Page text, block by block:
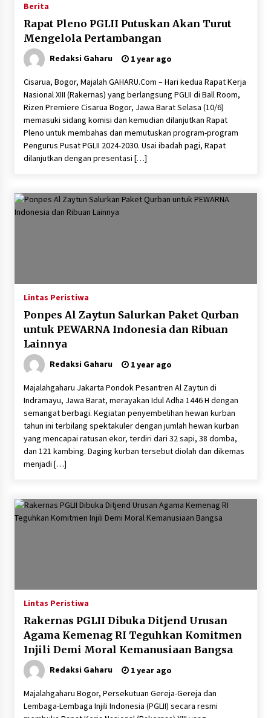
Berita
Rapat Pleno PGLII Putuskan Akan Turut
Mengelola Pertambangan
Redaksi Gaharu 1 year ago
Cisarua, Bogor, Majalah GAHARU.Com – Hari kedua Rapat Kerja
Nasional XIII (Rakernas) yang berlangsung PGLII di Ball Room,
Rizen Premiere Cisarua Bogor, Jawa Barat Selasa (10/6)
memasuki sidang komisi dan kemudian dilanjutkan Rapat
Pleno untuk membahas dan memutuskan program-program
Pengurus Pusat PGLII 2024-2030. Usai ibadah pagi, Rapat
dilanjutkan dengan presentasi […]
Lintas Peristiwa
Ponpes Al Zaytun Salurkan Paket Qurban
untuk PEWARNA Indonesia dan Ribuan
Lainnya
Redaksi Gaharu 1 year ago
Majalahgaharu Jakarta Pondok Pesantren Al Zaytun di
Indramayu, Jawa Barat, merayakan Idul Adha 1446 H dengan
semangat berbagi. Kegiatan penyembelihan hewan kurban
tahun ini terbilang spektakuler dengan jumlah hewan kurban
yang mencapai ratusan ekor, terdiri dari 32 sapi, 38 domba,
dan 121 kambing. Daging kurban tersebut diolah dan dikemas
menjadi […]
Lintas Peristiwa
Rakernas PGLII Dibuka Ditjend Urusan
Agama Kemenag RI Teguhkan Komitmen
Injili Demi Moral Kemanusiaan Bangsa
Redaksi Gaharu 1 year ago
Majalahgaharu Bogor, Persekutuan Gereja-Gereja dan
Lembaga-Lembaga Injili Indonesia (PGLII) secara resmi